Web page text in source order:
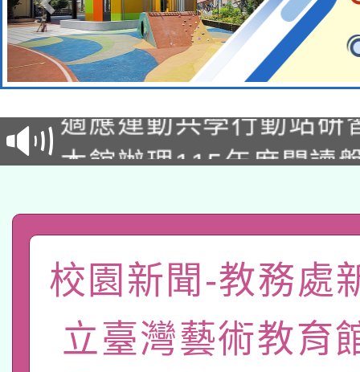
本校115學年度第2次
招甄選結果公告(無人
招)
適應運動共學行動站研
本館辦理115年度閱讀
礎課程
A3數位素養講師名單
「數位內容與教學軟體
pilot」
薪期間赴陸應申請許可
轉知經濟部水利署委託
校園新聞-教務處
立臺灣藝術教育